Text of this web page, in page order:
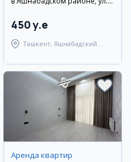
450 y.e
Ташкент, Яшнабадский
Аренда квартир